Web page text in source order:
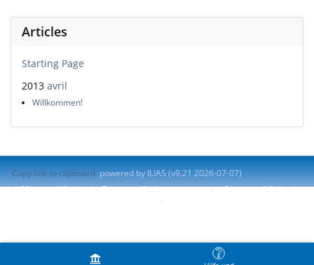
Articles
Starting Page
2013 avril
Willkommen!
Copy link to clipboard powered by ILIAS (v9.21 2026-07-07)
Mentions légales
Contacter l'administrateur
Info accessibilité